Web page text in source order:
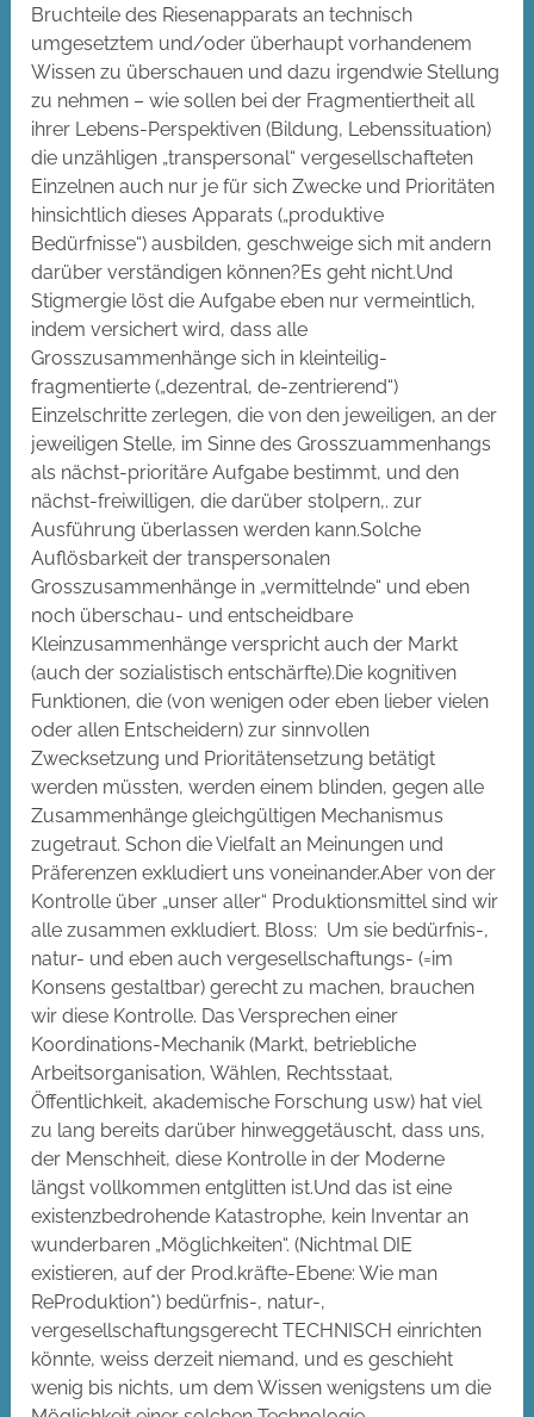
Bruchteile des Riesenapparats an technisch
umgesetztem und/oder überhaupt vorhandenem
Wissen zu überschauen und dazu irgendwie Stellung
zu nehmen – wie sollen bei der Fragmentiertheit all
ihrer Lebens-Perspektiven (Bildung, Lebenssituation)
die unzähligen „transpersonal“ vergesellschafteten
Einzelnen auch nur je für sich Zwecke und Prioritäten
hinsichtlich dieses Apparats („produktive
Bedürfnisse“) ausbilden, geschweige sich mit andern
darüber verständigen können?Es geht nicht.Und
Stigmergie löst die Aufgabe eben nur vermeintlich,
indem versichert wird, dass alle
Grosszusammenhänge sich in kleinteilig-
fragmentierte („dezentral, de-zentrierend“)
Einzelschritte zerlegen, die von den jeweiligen, an der
jeweiligen Stelle, im Sinne des Grosszuammenhangs
als nächst-prioritäre Aufgabe bestimmt, und den
nächst-freiwilligen, die darüber stolpern,. zur
Ausführung überlassen werden kann.Solche
Auflösbarkeit der transpersonalen
Grosszusammenhänge in „vermittelnde“ und eben
noch überschau- und entscheidbare
Kleinzusammenhänge verspricht auch der Markt
(auch der sozialistisch entschärfte).Die kognitiven
Funktionen, die (von wenigen oder eben lieber vielen
oder allen Entscheidern) zur sinnvollen
Zwecksetzung und Prioritätensetzung betätigt
werden müssten, werden einem blinden, gegen alle
Zusammenhänge gleichgültigen Mechanismus
zugetraut. Schon die Vielfalt an Meinungen und
Präferenzen exkludiert uns voneinander.Aber von der
Kontrolle über „unser aller“ Produktionsmittel sind wir
alle zusammen exkludiert. Bloss: Um sie bedürfnis-,
natur- und eben auch vergesellschaftungs- (=im
Konsens gestaltbar) gerecht zu machen, brauchen
wir diese Kontrolle. Das Versprechen einer
Koordinations-Mechanik (Markt, betriebliche
Arbeitsorganisation, Wählen, Rechtsstaat,
Öffentlichkeit, akademische Forschung usw) hat viel
zu lang bereits darüber hinweggetäuscht, dass uns,
der Menschheit, diese Kontrolle in der Moderne
längst vollkommen entglitten ist.Und das ist eine
existenzbedrohende Katastrophe, kein Inventar an
wunderbaren „Möglichkeiten“. (Nichtmal DIE
existieren, auf der Prod.kräfte-Ebene: Wie man
ReProduktion*) bedürfnis-, natur-,
vergesellschaftungsgerecht TECHNISCH einrichten
könnte, weiss derzeit niemand, und es geschieht
wenig bis nichts, um dem Wissen wenigstens um die